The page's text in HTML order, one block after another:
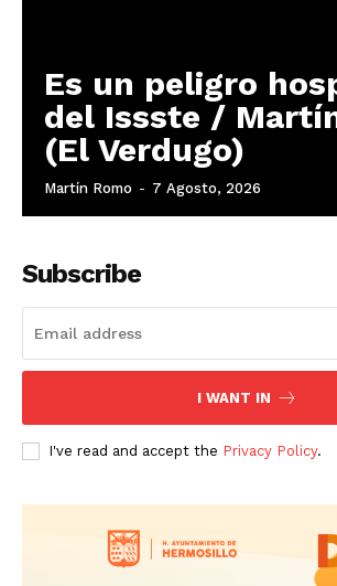
Es un peligro
del Issste /
(El Verdugo)
Martín Romo - 7 Agosto, 2026
Subscribe
I WANT IN
I've read and accept the Privacy Policy.